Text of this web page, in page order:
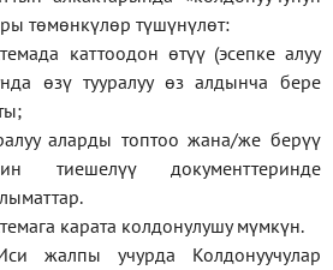
төмөнкүлөр түшүнүлөт:
каттоодон өтүү (эсепке алуу
өзү тууралуу өз алдынча бере
аларды топтоо жана/же берүү
тиешелүү документтеринде
карата колдонулушу мүмкүн.
жалпы учурда Колдонуучулар